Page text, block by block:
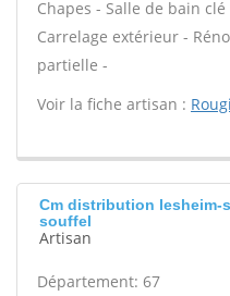
Chapes - Salle de bain
Carrelage extérieur -
partielle -
Voir la fiche artisan :
Cm distribution Iesheim-
souffel
Artisan
Département: 67